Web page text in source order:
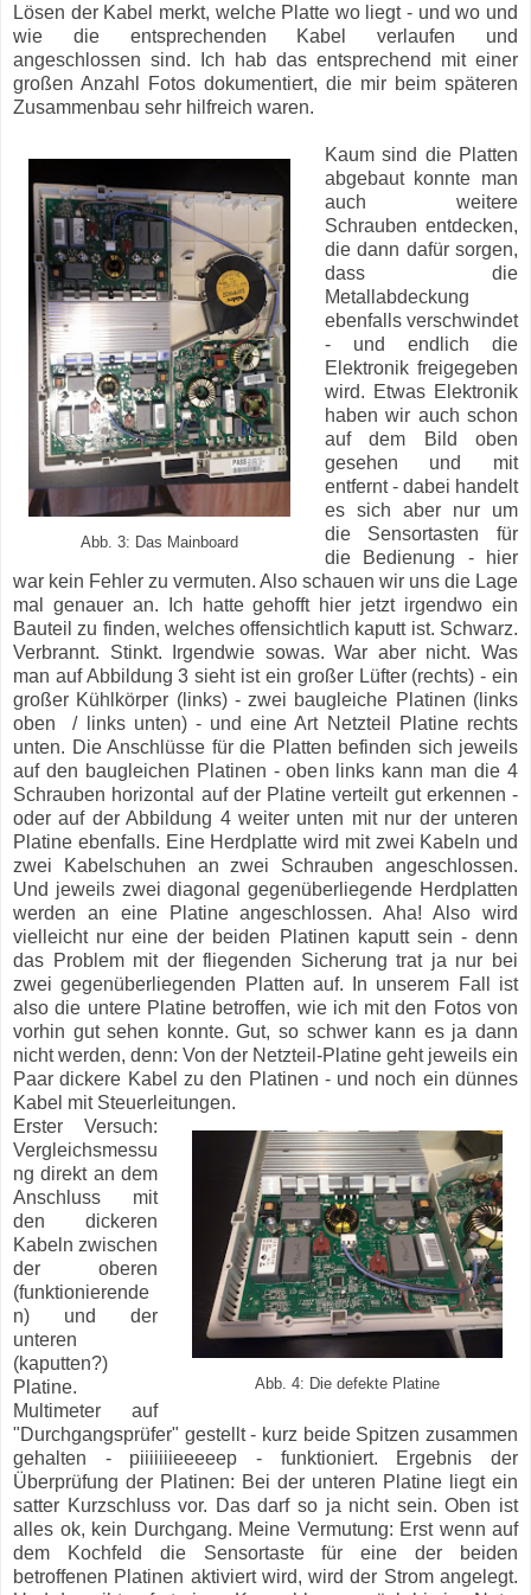
Lösen der Kabel merkt, welche Platte wo liegt - und wo und
wie die entsprechenden Kabel verlaufen und
angeschlossen sind. Ich hab das entsprechend mit einer
großen Anzahl Fotos dokumentiert, die mir beim späteren
Zusammenbau sehr hilfreich waren.
Abb. 3: Das Mainboard
Kaum sind die Platten
abgebaut konnte man
auch weitere
Schrauben entdecken,
die dann dafür sorgen,
dass die
Metallabdeckung
ebenfalls verschwindet
- und endlich die
Elektronik freigegeben
wird. Etwas Elektronik
haben wir auch schon
auf dem Bild oben
gesehen und mit
entfernt - dabei handelt
es sich aber nur um
die Sensortasten für
die Bedienung - hier
war kein Fehler zu vermuten. Also schauen wir uns die Lage
mal genauer an. Ich hatte gehofft hier jetzt irgendwo ein
Bauteil zu finden, welches offensichtlich kaputt ist. Schwarz.
Verbrannt. Stinkt. Irgendwie sowas. War aber nicht. Was
man auf Abbildung 3 sieht ist ein großer Lüfter (rechts) - ein
großer Kühlkörper (links) - zwei baugleiche Platinen (links
oben / links unten) - und eine Art Netzteil Platine rechts
unten. Die Anschlüsse für die Platten befinden sich jeweils
auf den baugleichen Platinen - oben links kann man die 4
Schrauben horizontal auf der Platine verteilt gut erkennen -
oder auf der Abbildung 4 weiter unten mit nur der unteren
Platine ebenfalls. Eine Herdplatte wird mit zwei Kabeln und
zwei Kabelschuhen an zwei Schrauben angeschlossen.
Und jeweils zwei diagonal gegenüberliegende Herdplatten
werden an eine Platine angeschlossen. Aha! Also wird
vielleicht nur eine der beiden Platinen kaputt sein - denn
das Problem mit der fliegenden Sicherung trat ja nur bei
zwei gegenüberliegenden Platten auf. In unserem Fall ist
also die untere Platine betroffen, wie ich mit den Fotos von
vorhin gut sehen konnte. Gut, so schwer kann es ja dann
nicht werden, denn: Von der Netzteil-Platine geht jeweils ein
Paar dickere Kabel zu den Platinen - und noch ein dünnes
Kabel mit Steuerleitungen.
Abb. 4: Die defekte Platine
Erster Versuch:
Vergleichsmessu
ng direkt an dem
Anschluss mit
den dickeren
Kabeln zwischen
der oberen
(funktionierende
n) und der
unteren
(kaputten?)
Platine.
Multimeter auf
"Durchgangsprüfer" gestellt - kurz beide Spitzen zusammen
gehalten - piiiiiiieeeeep - funktioniert. Ergebnis der
Überprüfung der Platinen: Bei der unteren Platine liegt ein
satter Kurzschluss vor. Das darf so ja nicht sein. Oben ist
alles ok, kein Durchgang. Meine Vermutung: Erst wenn auf
dem Kochfeld die Sensortaste für eine der beiden
betroffenen Platinen aktiviert wird, wird der Strom angelegt.